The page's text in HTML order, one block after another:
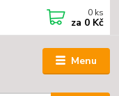
Menu
0 ks
za 0 Kč